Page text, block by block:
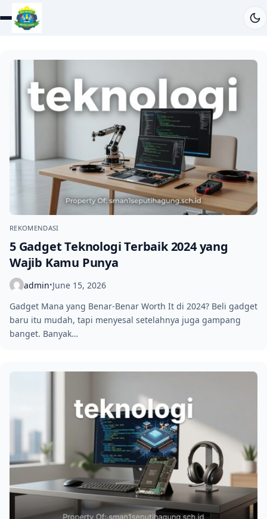
REKOMENDASI
5 Gadget Teknologi Terbaik 2024 yang
Wajib Kamu Punya
admin•June 15, 2026
Gadget Mana yang Benar-Benar Worth It di 2024? Beli gadget
baru itu mudah, tapi menyesal setelahnya juga gampang
banget. Banyak…